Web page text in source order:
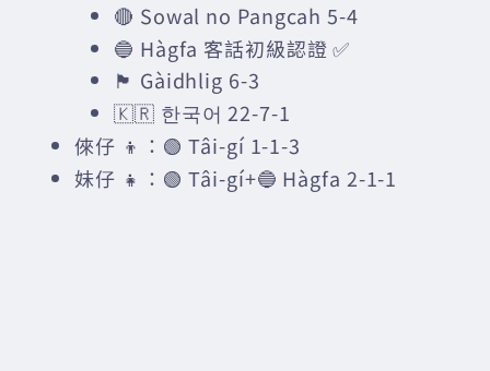
🔴 Sowal no Pangcah 5-4
🔵 Hàgfa 客話初級認證 ✅
🏴󠁧󠁢󠁳󠁣󠁴󠁿 Gàidhlig 6-3
🇰🇷 한국어 22-7-1
倈仔 👦：🟢 Tâi-gí 1-1-3
妹仔 👧：🟢 Tâi-gí+🔵 Hàgfa 2-1-1